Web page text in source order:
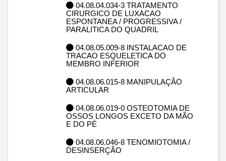
04.08.04.034-3 TRATAMENTO
CIRURGICO DE LUXACAO
ESPONTANEA / PROGRESSIVA /
PARALITICA DO QUADRIL
04.08.05.009-8 INSTALACAO DE
TRACAO ESQUELETICA DO
MEMBRO INFERIOR
04.08.06.015-8 MANIPULAÇÃO
ARTICULAR
04.08.06.019-0 OSTEOTOMIA DE
OSSOS LONGOS EXCETO DA MÃO
E DO PÉ
04.08.06.046-8 TENOMIOTOMIA /
DESINSERÇÃO